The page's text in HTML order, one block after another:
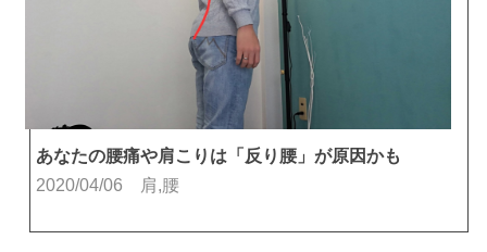
あなたの腰痛や肩こりは「反り腰」が原因かも
2020/04/06
肩,腰